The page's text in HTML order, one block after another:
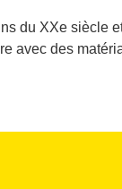
du XXe siècle
avec des